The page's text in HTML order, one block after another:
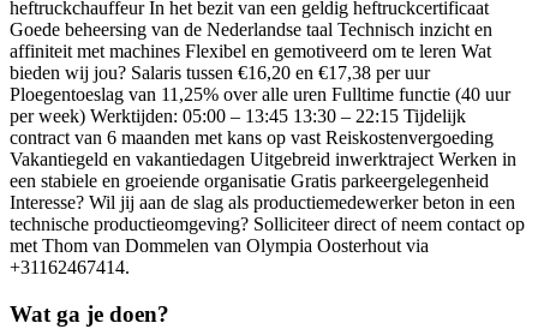
heftruckchauffeur In het bezit van een geldig heftruckcertificaat
Goede beheersing van de Nederlandse taal Technisch inzicht en
affiniteit met machines Flexibel en gemotiveerd om te leren Wat
bieden wij jou? Salaris tussen €16,20 en €17,38 per uur
Ploegentoeslag van 11,25% over alle uren Fulltime functie (40 uur
per week) Werktijden: 05:00 – 13:45 13:30 – 22:15 Tijdelijk
contract van 6 maanden met kans op vast Reiskostenvergoeding
Vakantiegeld en vakantiedagen Uitgebreid inwerktraject Werken in
een stabiele en groeiende organisatie Gratis parkeergelegenheid
Interesse? Wil jij aan de slag als productiemedewerker beton in een
technische productieomgeving? Solliciteer direct of neem contact op
met Thom van Dommelen van Olympia Oosterhout via
+31162467414.
Wat ga je doen?